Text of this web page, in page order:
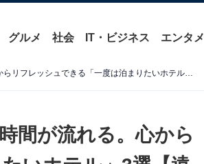
グルメ 社会 IT・ビジネス エンタメ
【宮城県の温泉地】静かで穏やかな時間が流れる。心からリフレッシュできる「一度は泊まりたいホテル」3選【遠刈田温泉・秋保温泉】
間が流れる。心から